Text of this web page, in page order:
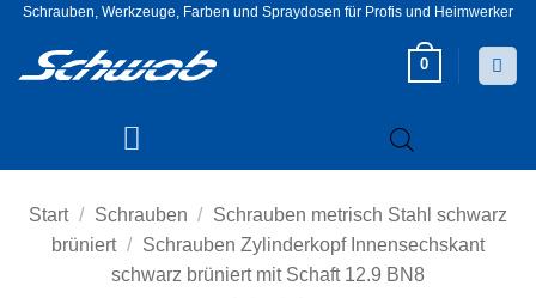
Zum
springen
Schrauben, Werkzeuge, Farben und Spraydosen für Profis und Heimwerker
0
Start / Schrauben / Schrauben metrisch Stahl schwarz
brüniert / Schrauben Zylinderkopf Innensechskant
schwarz brüniert mit Schaft 12.9 BN8